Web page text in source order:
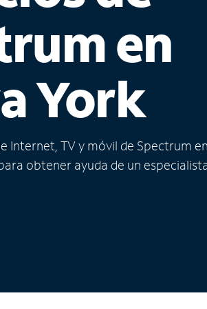
en
York
Internet, TV y móvil de Spectrum
obtener ayuda de un